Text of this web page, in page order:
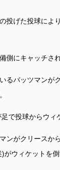
投げた投球によ
側にキャッチされ
いるバッツマンが
足で投球からウィ
マンがクリースか
がウィケットを倒